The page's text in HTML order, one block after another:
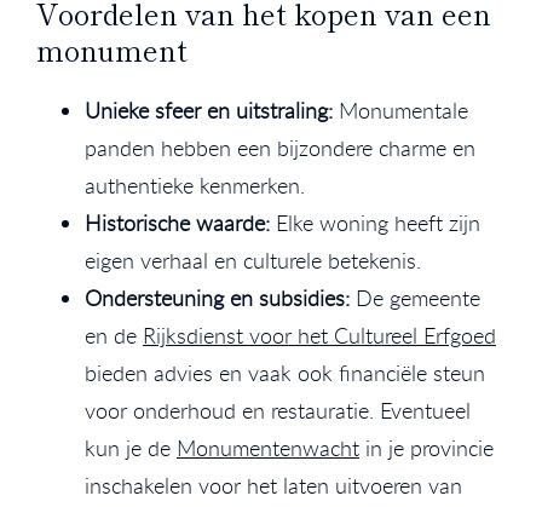
Voordelen van het kopen van een
monument
Unieke sfeer en uitstraling: Monumentale
panden hebben een bijzondere charme en
authentieke kenmerken.
Historische waarde: Elke woning heeft zijn
eigen verhaal en culturele betekenis.
Ondersteuning en subsidies: De gemeente
en de Rijksdienst voor het Cultureel Erfgoed
bieden advies en vaak ook financiële steun
voor onderhoud en restauratie. Eventueel
kun je de Monumentenwacht in je provincie
inschakelen voor het laten uitvoeren van